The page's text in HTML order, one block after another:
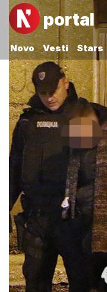
portal
Novo Vesti Stars